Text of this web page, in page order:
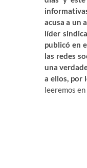
acusa a un
líder
publicó en
las redes
una
a ellos, por
leeremos